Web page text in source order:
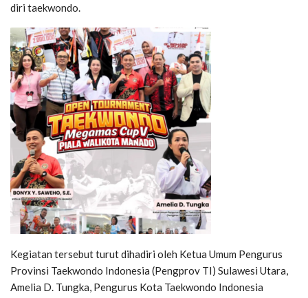
diri taekwondo.
Kegiatan tersebut turut dihadiri oleh Ketua Umum Pengurus
Provinsi Taekwondo Indonesia (Pengprov TI) Sulawesi Utara,
Amelia D. Tungka, Pengurus Kota Taekwondo Indonesia